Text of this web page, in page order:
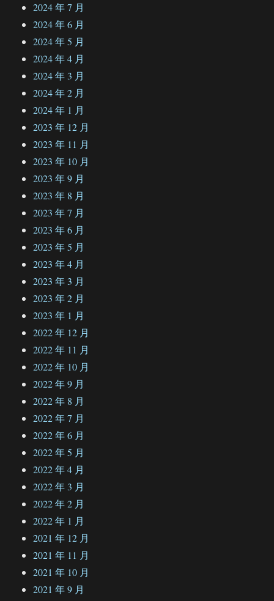
2024 年 7 月
2024 年 6 月
2024 年 5 月
2024 年 4 月
2024 年 3 月
2024 年 2 月
2024 年 1 月
2023 年 12 月
2023 年 11 月
2023 年 10 月
2023 年 9 月
2023 年 8 月
2023 年 7 月
2023 年 6 月
2023 年 5 月
2023 年 4 月
2023 年 3 月
2023 年 2 月
2023 年 1 月
2022 年 12 月
2022 年 11 月
2022 年 10 月
2022 年 9 月
2022 年 8 月
2022 年 7 月
2022 年 6 月
2022 年 5 月
2022 年 4 月
2022 年 3 月
2022 年 2 月
2022 年 1 月
2021 年 12 月
2021 年 11 月
2021 年 10 月
2021 年 9 月